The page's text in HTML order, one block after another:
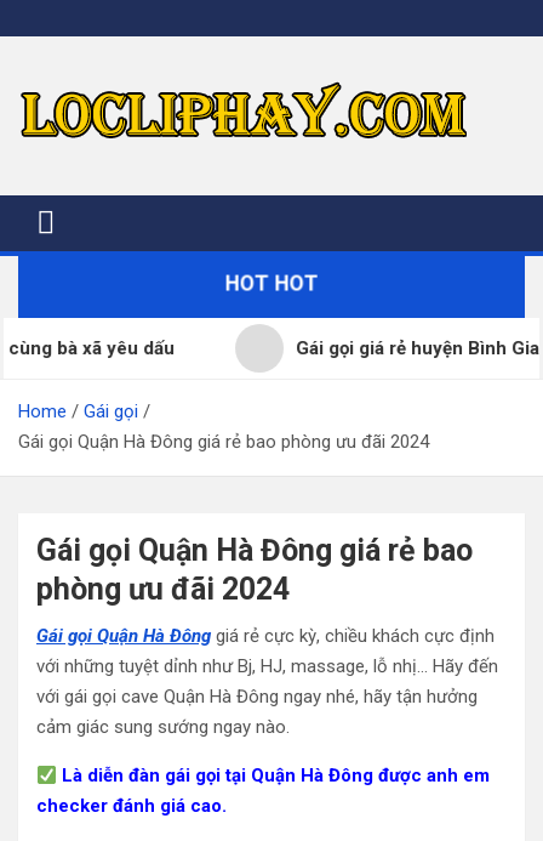
to
HOT HOT
xã yêu dấu Gái gọi giá rẻ huyện Bình Giang đã
Home
Gái gọi
Gái gọi Quận Hà Đông giá rẻ bao phòng ưu đãi 2024
Gái gọi Quận Hà Đông giá rẻ bao
phòng ưu đãi 2024
Gái gọi Quận Hà Đông giá rẻ cực kỳ, chiều khách cực định
với những tuyệt dỉnh như Bj, HJ, massage, lỗ nhị… Hãy đến
với gái gọi cave Quận Hà Đông ngay nhé, hãy tận hưởng
cảm giác sung sướng ngay nào.
Là diễn đàn gái gọi tại Quận Hà Đông được anh em
checker đánh giá cao.